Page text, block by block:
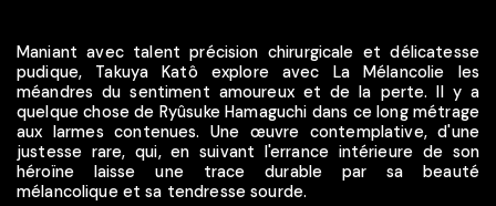
Maniant avec talent précision chirurgicale et délicatesse
pudique, Takuya Katô explore avec La Mélancolie les
méandres du sentiment amoureux et de la perte. Il y a
quelque chose de Ryûsuke Hamaguchi dans ce long métrage
aux larmes contenues. Une œuvre contemplative, d'une
justesse rare, qui, en suivant l'errance intérieure de son
héroïne laisse une trace durable par sa beauté
mélancolique et sa tendresse sourde.